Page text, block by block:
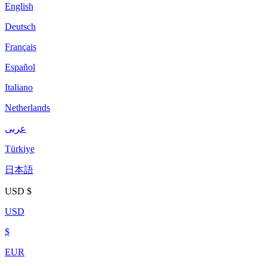
English
Deutsch
Français
Español
Italiano
Netherlands
عربى
Türkiye
日本語
USD $
USD
$
EUR